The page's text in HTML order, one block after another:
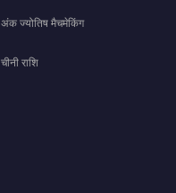
अंक ज्योतिष मैचमेकिंग
चीनी राशि